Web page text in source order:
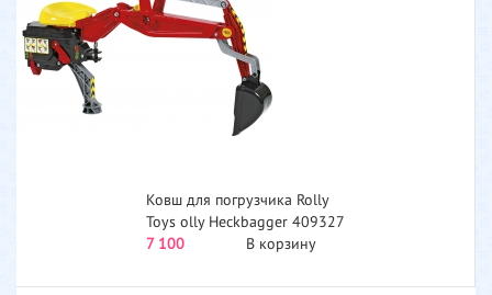
Ковш для погрузчика Rolly
Toys olly Heckbagger 409327
7 100
В корзину